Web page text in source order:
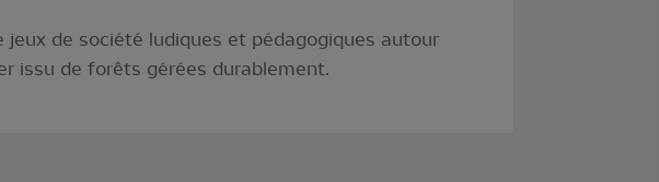
jeux de société ludiques et pédagogiques autour
issu de forêts gérées durablement.